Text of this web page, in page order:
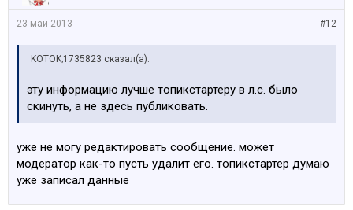
#12
23 май 2013
KOTOK;1735823 сказал(а):
эту информацию лучше топикстартеру в л.с. было
скинуть, а не здесь публиковать.
уже не могу редактировать сообщение. может
модератор как-то пусть удалит его. топикстартер думаю
уже записал данные